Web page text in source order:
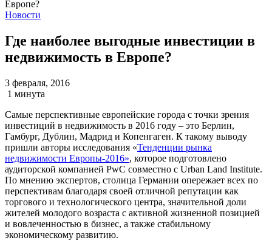
Новости
Где наиболее выгодные инвестиции в
недвижимость в Европе?
3 февраля, 2016
1 минута
Самые перспективные европейские города с точки зрения
инвестиций в недвижимость в 2016 году – это Берлин,
Гамбург, Дублин, Мадрид и Копенгаген. К такому выводу
пришли авторы исследования «Тенденции рынка
недвижимости Европы-2016», которое подготовлено
аудиторской компанией PwC совместно с Urban Land Institute.
По мнению экспертов, столица Германии опережает всех по
перспективам благодаря своей отличной репутации как
торгового и технологического центра, значительной доли
жителей молодого возраста с активной жизненной позицией
и вовлеченностью в бизнес, а также стабильному
экономическому развитию.